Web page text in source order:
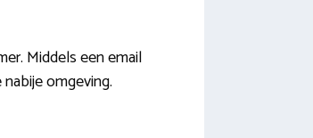
Middels een email
omgeving.